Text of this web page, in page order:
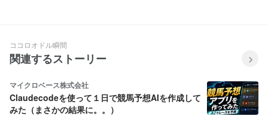
ココロオドル瞬間
関連するストーリー
マイクロベース株式会社
Claudecodeを使って１日で競馬予想AIを作成して
みた（まさかの結果に。。）